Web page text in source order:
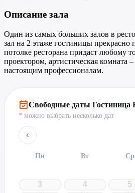
Описание зала
Один из самых больших залов в
зал на 2 этаже гостиницы
потолке ресторана придаст любому
проектором, артистическая комната
настоящим профессионалам.
Свободные даты
* можно выбрать несколько дат
‹
Пн Вт Ср
3
4 5